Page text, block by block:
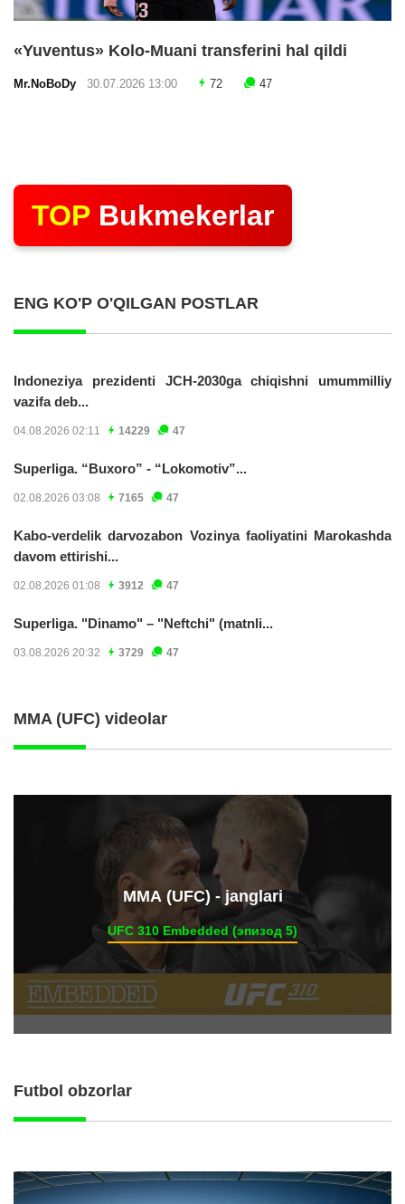
«Yuventus» Kolo-Muani transferini hal qildi
Mr.NoBoDy 30.07.2026 13:00 72 47
TOP Bukmekerlar
ENG KO'P O'QILGAN POSTLAR
Indoneziya prezidenti JCH-2030ga chiqishni umummilliy
vazifa deb...
04.08.2026 02:11 14229 47
Superliga. “Buxoro” - “Lokomotiv”...
02.08.2026 03:08 7165 47
Kabo-verdelik darvozabon Vozinya faoliyatini Marokashda
davom ettirishi...
02.08.2026 01:08 3912 47
Superliga. "Dinamo" – "Neftchi" (matnli...
03.08.2026 20:32 3729 47
MMA (UFC) videolar
ММА (UFC) - janglari
UFC 310 Embedded (эпизод 5)
Futbol obzorlar